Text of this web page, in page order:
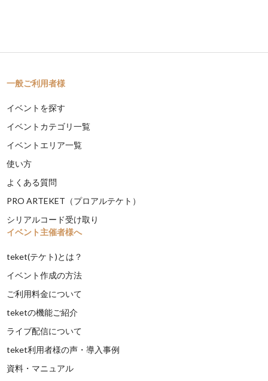
一般ご利用者様
イベントを探す
イベントカテゴリ一覧
イベントエリア一覧
使い方
よくある質問
PRO ARTEKET（プロアルテケト）
シリアルコード受け取り
イベント主催者様へ
teket(テケト)とは？
イベント作成の方法
ご利用料金について
teketの機能ご紹介
ライブ配信について
teket利用者様の声・導入事例
資料・マニュアル